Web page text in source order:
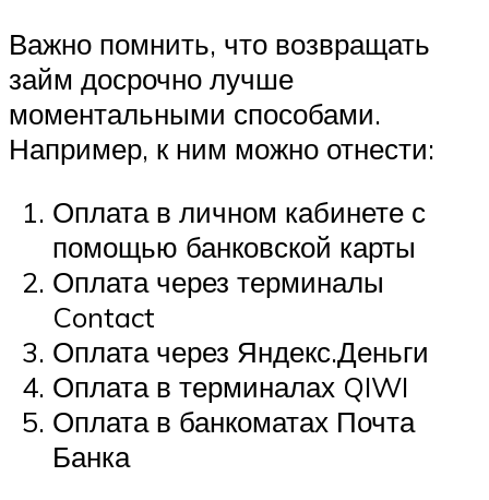
Важно помнить, что возвращать
займ досрочно лучше
моментальными способами.
Например, к ним можно отнести:
Оплата в личном кабинете с
помощью банковской карты
Оплата через терминалы
Contact
Оплата через Яндекс.Деньги
Оплата в терминалах QIWI
Оплата в банкоматах Почта
Банка